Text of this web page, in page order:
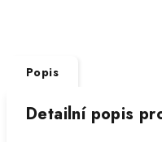
Popis
Detailní popis